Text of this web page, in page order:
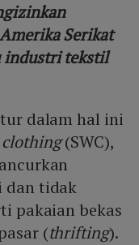
Serikat
industri tekstil
dalam hal ini
(SWC),
dan tidak
pakaian bekas
(thrifting).